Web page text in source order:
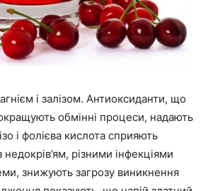
і залізом. Антиоксиданти, що
обмінні процеси, надають
і фолієва кислота сприяють
недокрів’ям, різними інфекціями
знижують загрозу виникнення